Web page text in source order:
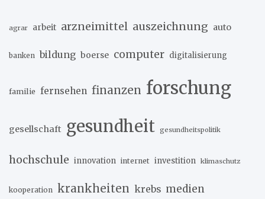
agrar arbeit arzneimittel auszeichnung auto
banken bildung boerse computer digitalisierung
familie fernsehen finanzen forschung
gesellschaft gesundheit gesundheitspolitik
hochschule innovation internet investition klimaschutz
kooperation krankheiten krebs medien